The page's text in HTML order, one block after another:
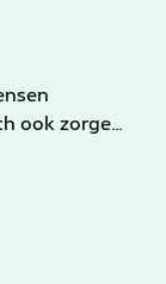
kunt
ook zorgen.
zit?
vitamine
de zes